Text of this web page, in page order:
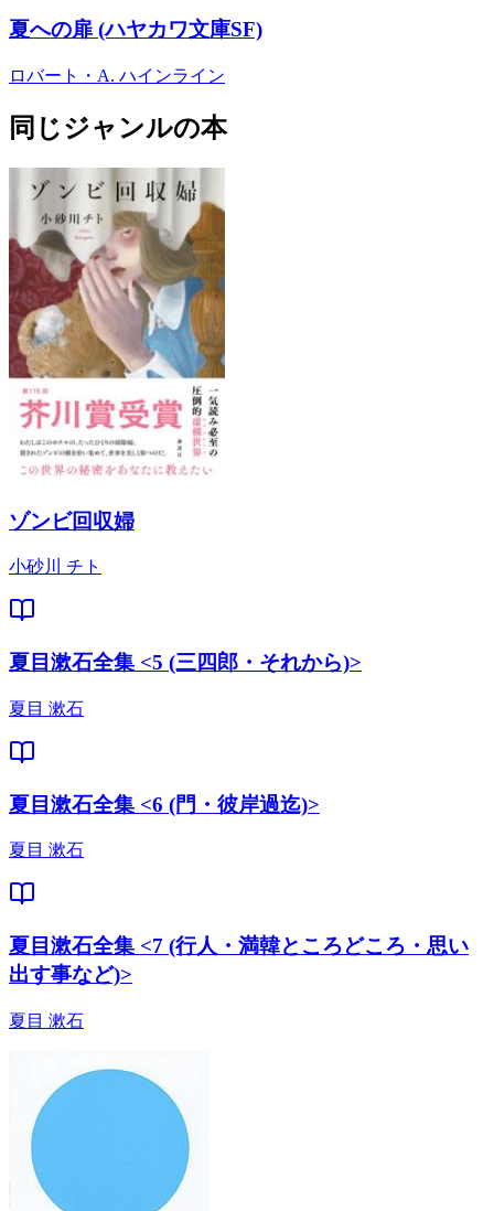
夏への扉 (ハヤカワ文庫SF)
ロバート・A. ハインライン
同じジャンルの本
ゾンビ回収婦
小砂川 チト
夏目漱石全集 <5 (三四郎・それから)>
夏目 漱石
夏目漱石全集 <6 (門・彼岸過迄)>
夏目 漱石
夏目漱石全集 <7 (行人・満韓ところどころ・思い
出す事など)>
夏目 漱石